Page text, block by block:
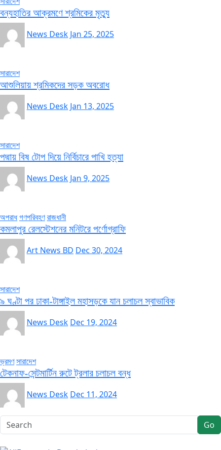
বন্যহাতির আক্রমণে শ্রমিকের মৃত্যু
News Desk Jan 25, 2025
সারাদেশ
আশুলিয়ায় শ্রমিকদের সড়ক অবরোধ
News Desk Jan 13, 2025
সারাদেশ
পদ্মায় বিষ টোপ দিয়ে নির্বিচারে পাখি হত্যা
News Desk Jan 9, 2025
অপরাধগণপরিবহণরাজধানী
কমলাপুর রেলস্টেশনের মনিটরে পর্ণোগ্রাফি
Art News BD Dec 30, 2024
সারাদেশ
৯ ঘণ্টা পর ঢাকা-টাঙ্গাইল মহাসড়কে যান চলাচল স্বাভাবিক
News Desk Dec 19, 2024
ভ্রমণসারাদেশ
টেকনাফ-সেন্টমার্টিন রুটে ট্রলার চলাচল বন্ধ
News Desk Dec 11, 2024
Go